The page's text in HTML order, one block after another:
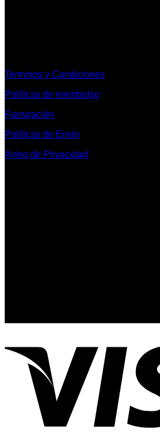
Terminos y Condiciones
Políticas de reembolso
Facturación
Políticas de Envío
Aviso de Privacidad